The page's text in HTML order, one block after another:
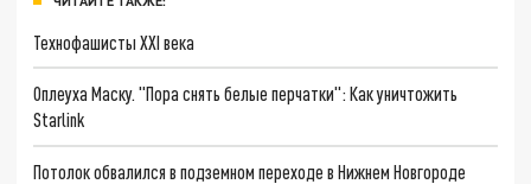
Технофашисты XXI века
Оплеуха Маску. "Пора снять белые перчатки": Как уничтожить
Starlink
Потолок обвалился в подземном переходе в Нижнем Новгороде